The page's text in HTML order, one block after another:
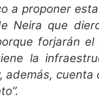
a proponer
Neira que
forjarán
la
además,